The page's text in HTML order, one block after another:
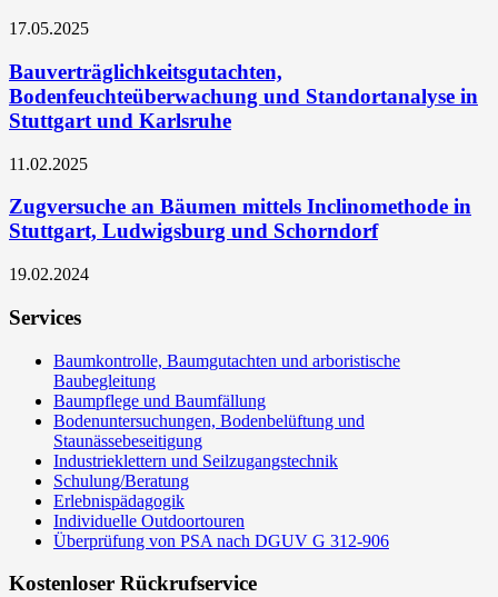
17.05.2025
Bauverträglichkeitsgutachten,
Bodenfeuchteüberwachung und Standortanalyse in
Stuttgart und Karlsruhe
11.02.2025
Zugversuche an Bäumen mittels Inclinomethode in
Stuttgart, Ludwigsburg und Schorndorf
19.02.2024
Services
Baumkontrolle, Baumgutachten und arboristische
Baubegleitung
Baumpflege und Baumfällung
Bodenuntersuchungen, Bodenbelüftung und
Staunässebeseitigung
Industrieklettern und Seilzugangstechnik
Schulung/Beratung
Erlebnispädagogik
Individuelle Outdoortouren
Überprüfung von PSA nach DGUV G 312-906
Kostenloser Rückrufservice